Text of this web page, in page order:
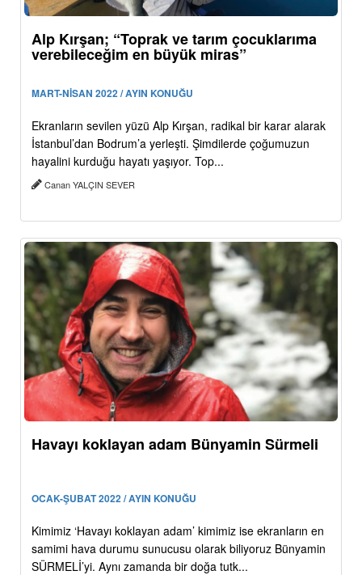
Alp Kırşan; “Toprak ve tarım çocuklarıma
verebileceğim en büyük miras”
MART-NİSAN 2022 / AYIN KONUĞU
Ekranların sevilen yüzü Alp Kırşan, radikal bir karar alarak
İstanbul’dan Bodrum’a yerleşti. Şimdilerde çoğumuzun
hayalini kurduğu hayatı yaşıyor. Top...
Canan YALÇIN SEVER
Havayı koklayan adam Bünyamin Sürmeli
OCAK-ŞUBAT 2022 / AYIN KONUĞU
Kimimiz ‘Havayı koklayan adam’ kimimiz ise ekranların en
samimi hava durumu sunucusu olarak biliyoruz Bünyamin
SÜRMELİ’yi. Aynı zamanda bir doğa tutk...